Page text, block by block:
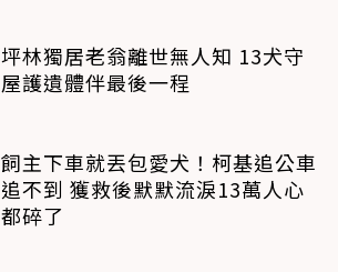
坪林獨居老翁離世無人知 13犬守
屋護遺體伴最後一程
飼主下車就丟包愛犬！柯基追公車
追不到 獲救後默默流淚13萬人心
都碎了